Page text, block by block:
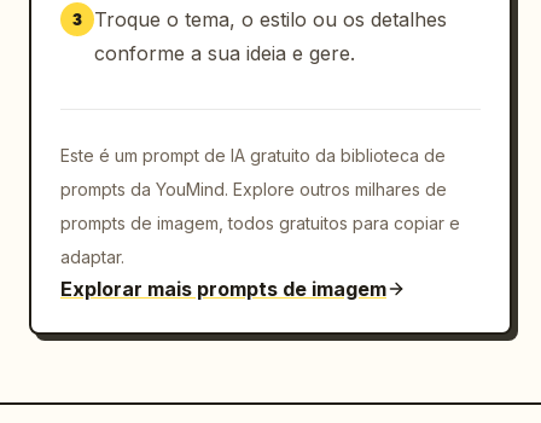
assunto consiste na área urbana central, CBD,
blocos de centro histórico, aglomerados de
massa arquitetônica, identidade urbana,
planejamento.
Se [Tipo de Assunto] for Paisagem Mista:
Integra tanto o terreno natural quanto
capitais de fantasia ou bases de ficção
3
Troque o tema, o estilo ou os detalhes
conforme a sua ideia e gere.
Este é um prompt de IA gratuito da biblioteca de
prompts da YouMind. Explore outros milhares de
prompts de imagem, todos gratuitos para copiar e
adaptar.
Explorar mais prompts de imagem